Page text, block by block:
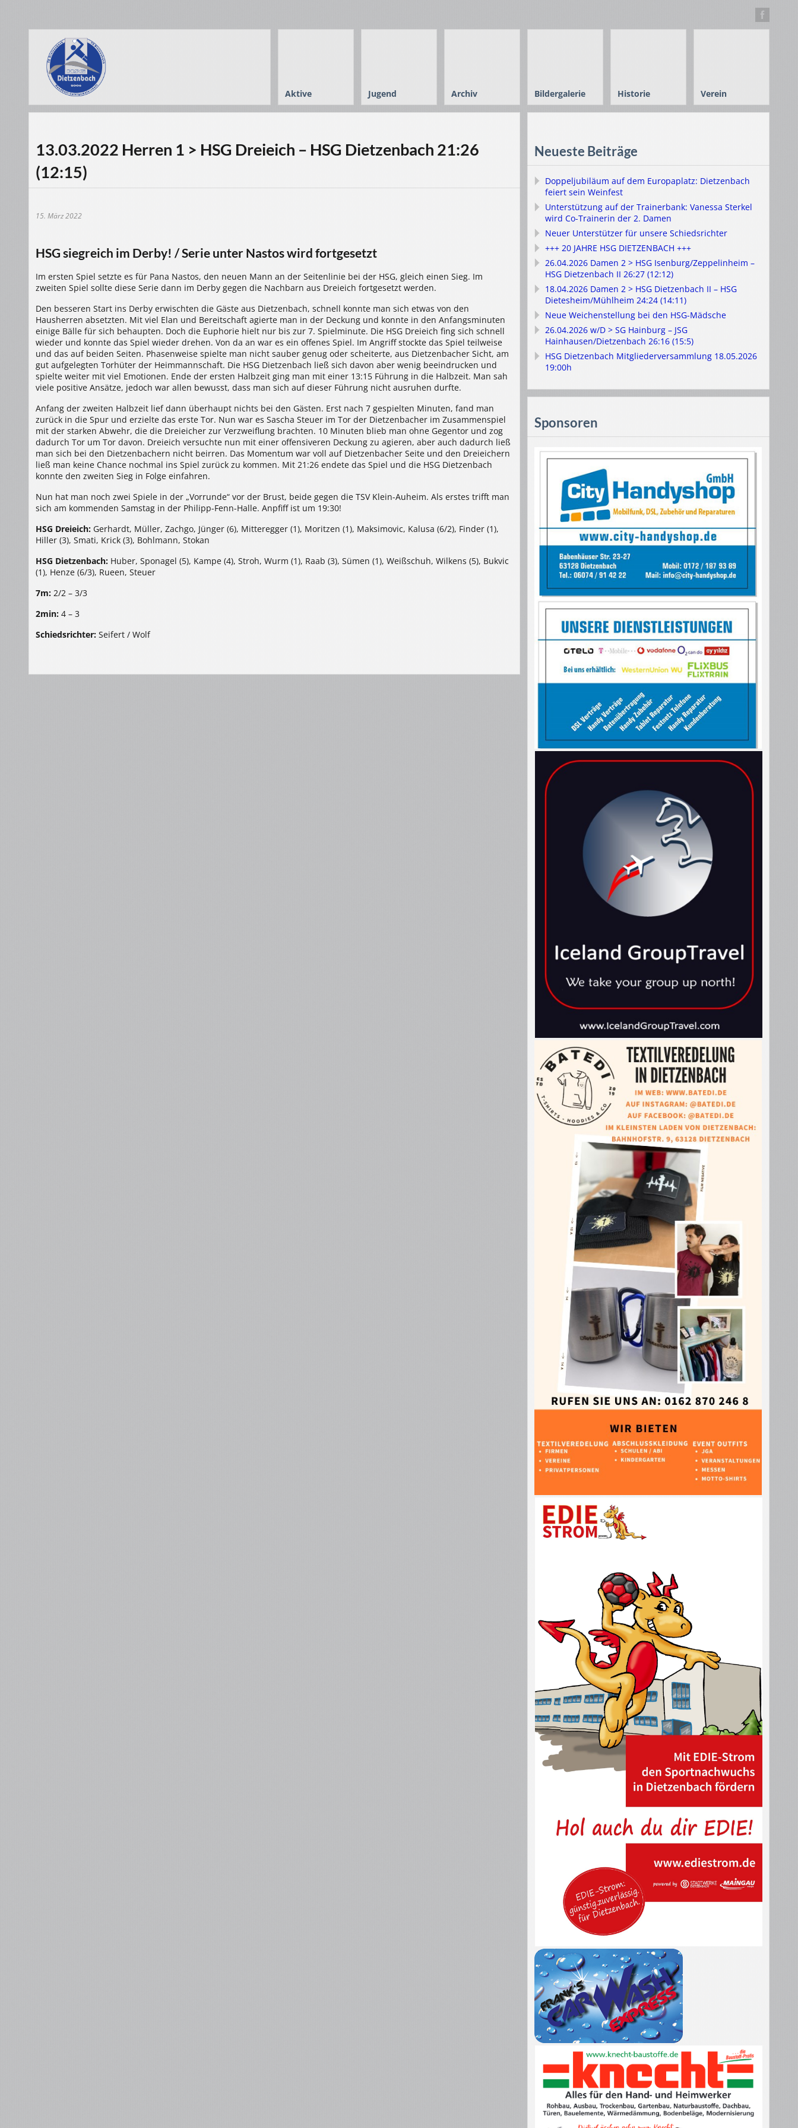
Aktive Jugend Archiv Bildergalerie Historie Verein
13.03.2022 Herren 1 > HSG Dreieich – HSG Dietzenbach 21:26
(12:15)
15. März 2022
HSG siegreich im Derby! / Serie unter Nastos wird fortgesetzt
Im ersten Spiel setzte es für Pana Nastos, den neuen Mann an der Seitenlinie bei der HSG, gleich einen Sieg. Im
zweiten Spiel sollte diese Serie dann im Derby gegen die Nachbarn aus Dreieich fortgesetzt werden.
Den besseren Start ins Derby erwischten die Gäste aus Dietzenbach, schnell konnte man sich etwas von den
Hausherren absetzten. Mit viel Elan und Bereitschaft agierte man in der Deckung und konnte in den Anfangsminuten
einige Bälle für sich behaupten. Doch die Euphorie hielt nur bis zur 7. Spielminute. Die HSG Dreieich fing sich schnell
wieder und konnte das Spiel wieder drehen. Von da an war es ein offenes Spiel. Im Angriff stockte das Spiel teilweise
und das auf beiden Seiten. Phasenweise spielte man nicht sauber genug oder scheiterte, aus Dietzenbacher Sicht, am
gut aufgelegten Torhüter der Heimmannschaft. Die HSG Dietzenbach ließ sich davon aber wenig beeindrucken und
spielte weiter mit viel Emotionen. Ende der ersten Halbzeit ging man mit einer 13:15 Führung in die Halbzeit. Man sah
viele positive Ansätze, jedoch war allen bewusst, dass man sich auf dieser Führung nicht ausruhen durfte.
Anfang der zweiten Halbzeit lief dann überhaupt nichts bei den Gästen. Erst nach 7 gespielten Minuten, fand man
zurück in die Spur und erzielte das erste Tor. Nun war es Sascha Steuer im Tor der Dietzenbacher im Zusammenspiel
mit der starken Abwehr, die die Dreieicher zur Verzweiflung brachten. 10 Minuten blieb man ohne Gegentor und zog
dadurch Tor um Tor davon. Dreieich versuchte nun mit einer offensiveren Deckung zu agieren, aber auch dadurch ließ
man sich bei den Dietzenbachern nicht beirren. Das Momentum war voll auf Dietzenbacher Seite und den Dreieichern
ließ man keine Chance nochmal ins Spiel zurück zu kommen. Mit 21:26 endete das Spiel und die HSG Dietzenbach
konnte den zweiten Sieg in Folge einfahren.
Nun hat man noch zwei Spiele in der „Vorrunde“ vor der Brust, beide gegen die TSV Klein-Auheim. Als erstes trifft man
sich am kommenden Samstag in der Philipp-Fenn-Halle. Anpfiff ist um 19:30!
HSG Dreieich: Gerhardt, Müller, Zachgo, Jünger (6), Mitteregger (1), Moritzen (1), Maksimovic, Kalusa (6/2), Finder (1),
Hiller (3), Smati, Krick (3), Bohlmann, Stokan
HSG Dietzenbach: Huber, Sponagel (5), Kampe (4), Stroh, Wurm (1), Raab (3), Sümen (1), Weißschuh, Wilkens (5), Bukvic
(1), Henze (6/3), Rueen, Steuer
7m: 2/2 – 3/3
2min: 4 – 3
Schiedsrichter: Seifert / Wolf
Neueste Beiträge
Doppeljubiläum auf dem Europaplatz: Dietzenbach
feiert sein Weinfest
Unterstützung auf der Trainerbank: Vanessa Sterkel
wird Co-Trainerin der 2. Damen
Neuer Unterstützer für unsere Schiedsrichter
+++ 20 JAHRE HSG DIETZENBACH +++
26.04.2026 Damen 2 > HSG Isenburg/Zeppelinheim –
HSG Dietzenbach II 26:27 (12:12)
18.04.2026 Damen 2 > HSG Dietzenbach II – HSG
Dietesheim/Mühlheim 24:24 (14:11)
Neue Weichenstellung bei den HSG-Mädsche
26.04.2026 w/D > SG Hainburg – JSG
Hainhausen/Dietzenbach 26:16 (15:5)
HSG Dietzenbach Mitgliederversammlung 18.05.2026
19:00h
Sponsoren